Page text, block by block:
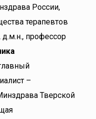
России,
терапевтов
д.м.н., профессор
–
Тверской